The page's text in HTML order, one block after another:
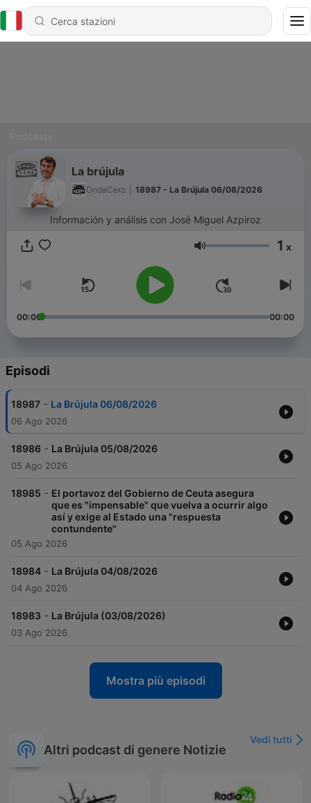
La brújula
OndaCero 18987 - La Brújula 06/08/2026
Información y análisis con José Miguel Azpiroz
Volume 1 x
00:00 00:00
Episodi
18987 - La Brújula 06/08/2026
06 Ago 2026
18986 - La Brújula 05/08/2026
05 Ago 2026
18985 - El portavoz del Gobierno de Ceuta asegura
que es "impensable" que vuelva a ocurrir algo
así y exige al Estado una "respuesta
contundente"
05 Ago 2026
18984 - La Brújula 04/08/2026
04 Ago 2026
18983 - La Brújula (03/08/2026)
03 Ago 2026
Mostra più episodi
Altri podcast di genere Notizie
Vedi tutti